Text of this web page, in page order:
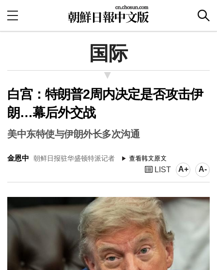
国际
白宫：特朗普2周内决定是否攻击伊
朗…幕后外交战
美中东特使与伊朗外长多次沟通
金恩中 朝鲜日报驻华盛顿特派记者
LIST A+ A-